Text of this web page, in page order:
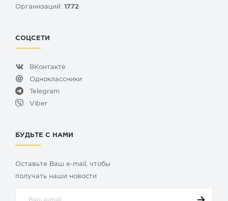
Организаций: 1772
СОЦСЕТИ
ВКонтакте
Одноклассники
Telegram
Viber
БУДЬТЕ С НАМИ
Оставьте Ваш e-mail, чтобы
получать наши новости